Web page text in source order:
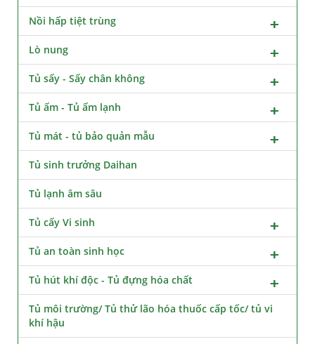
Nồi hấp tiệt trùng
Lò nung
Tủ sấy - Sấy chân không
Tủ ấm - Tủ ấm lạnh
Tủ mát - tủ bảo quản mẫu
Tủ sinh trưởng Daihan
Tủ lạnh âm sâu
Tủ cấy Vi sinh
Tủ an toàn sinh học
Tủ hút khí độc - Tủ đựng hóa chất
Tủ môi trường/ Tủ thử lão hóa thuốc cấp tốc/ tủ vi
khí hậu